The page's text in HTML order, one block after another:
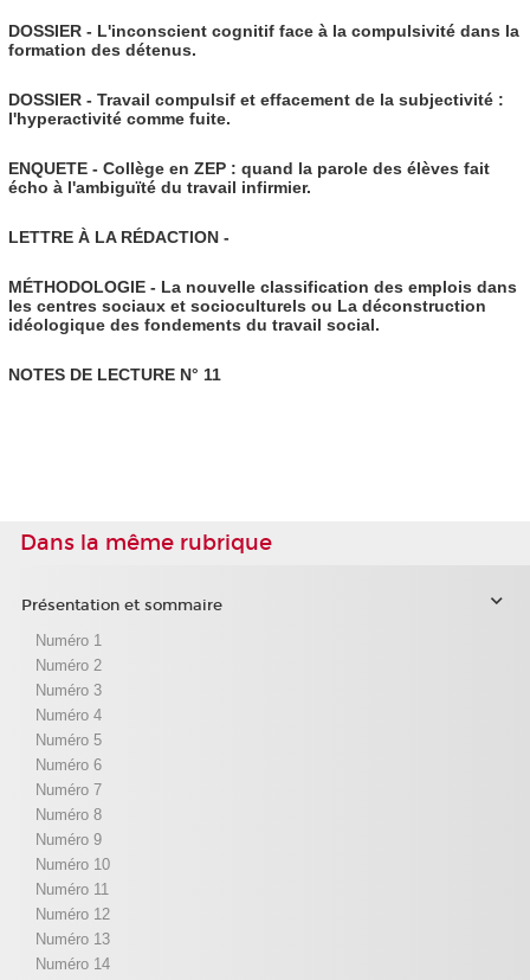
DOSSIER - L'inconscient cognitif face à la compulsivité dans la
formation des détenus.
DOSSIER - Travail compulsif et effacement de la subjectivité :
l'hyperactivité comme fuite.
ENQUETE - Collège en ZEP : quand la parole des élèves fait
écho à l'ambiguïté du travail infirmier.
LETTRE À LA RÉDACTION -
MÉTHODOLOGIE - La nouvelle classification des emplois dans
les centres sociaux et socioculturels ou La déconstruction
idéologique des fondements du travail social.
NOTES DE LECTURE N° 11
Dans la même rubrique
Présentation et sommaire
Numéro 1
Numéro 2
Numéro 3
Numéro 4
Numéro 5
Numéro 6
Numéro 7
Numéro 8
Numéro 9
Numéro 10
Numéro 11
Numéro 12
Numéro 13
Numéro 14